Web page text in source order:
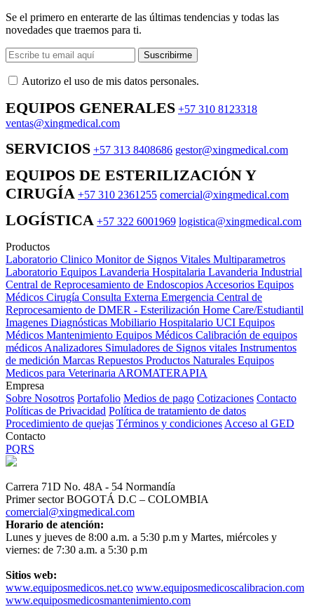
Se el primero en enterarte de las últimas tendencias y todas las
novedades que traemos para ti.
Suscribirme
Autorizo ​​el uso de mis datos personales.
EQUIPOS GENERALES +57 310 8123318
ventas@xingmedical.com
SERVICIOS +57 313 8408686 gestor@xingmedical.com
EQUIPOS DE ESTERILIZACIÓN Y
CIRUGÍA +57 310 2361255 comercial@xingmedical.com
LOGÍSTICA +57 322 6001969 logistica@xingmedical.com
Productos
Laboratorio Clinico Monitor de Signos Vitales Multiparametros
Laboratorio Equipos Lavanderia Hospitalaria Lavanderia Industrial
Central de Reprocesamiento de Endoscopios Accesorios Equipos
Médicos Cirugía Consulta Externa Emergencia Central de
Reprocesamiento de DMER - Esterilización Home Care/Estudiantil
Imagenes Diagnósticas Mobiliario Hospitalario UCI Equipos
Médicos Mantenimiento Equipos Médicos Calibración de equipos
médicos Analizadores Simuladores de Signos vitales Instrumentos
de medición Marcas Repuestos Productos Naturales Equipos
Medicos para Veterinaria AROMATERAPIA
Empresa
Sobre Nosotros Portafolio Medios de pago Cotizaciones Contacto
Políticas de Privacidad Política de tratamiento de datos
Procedimiento de quejas Términos y condiciones Acceso al GED
Contacto
PQRS
Carrera 71D No. 48A - 54 Normandía
Primer sector BOGOTÁ D.C – COLOMBIA
comercial@xingmedical.com
Horario de atención:
Lunes y jueves de 8:00 a.m. a 5:30 p.m y Martes, miércoles y
viernes: de 7:30 a.m. a 5:30 p.m
Sitios web:
www.equiposmedicos.net.co www.equiposmedicoscalibracion.com
www.equiposmedicosmantenimiento.com